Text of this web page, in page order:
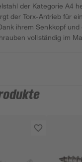
der Kategorie A4
der Torx-Antrieb für
ihrem Senkkopf und
vollständig im